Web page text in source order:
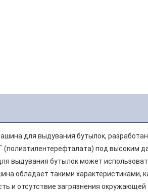
для выдувания бутылок,
под высоким
выдувания бутылок может
обладает такими характеристиками,
и отсутствие загрязнения